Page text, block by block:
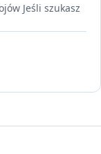
Jeśli szukasz